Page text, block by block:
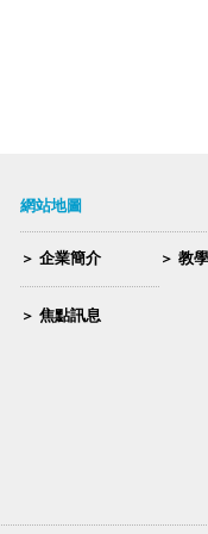
網站地圖
企業簡介
焦點訊息
教